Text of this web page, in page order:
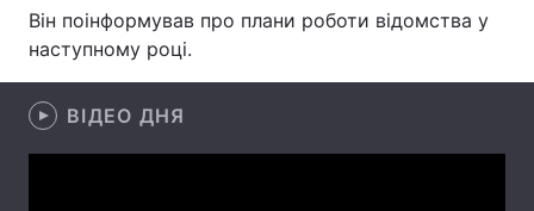
Цікавинки Погода
Екологія
Лонгріди
Він поінформував про плани роботи відомства у
наступному році.
ВІДЕО ДНЯ